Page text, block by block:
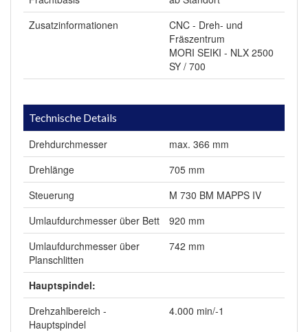
Zusatzinformationen
CNC - Dreh- und
Fräszentrum
MORI SEIKI - NLX 2500
SY / 700
Technische Details
Drehdurchmesser
max. 366 mm
Drehlänge
705 mm
Steuerung
M 730 BM MAPPS IV
Umlaufdurchmesser über Bett
920 mm
Umlaufdurchmesser über
Planschlitten
742 mm
Hauptspindel:
Drehzahlbereich -
Hauptspindel
4.000 min/-1